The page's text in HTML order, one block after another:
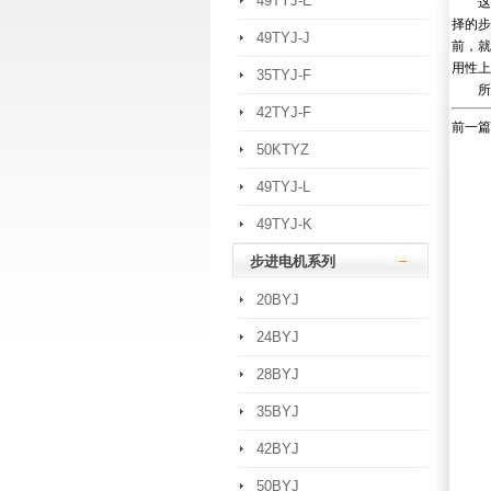
49TYJ-J
35TYJ-F
42TYJ-F
50KTYZ
49TYJ-L
49TYJ-K
步进电机系列
20BYJ
24BYJ
28BYJ
35BYJ
42BYJ
50BYJ
择的
前，
用性
所以
前一